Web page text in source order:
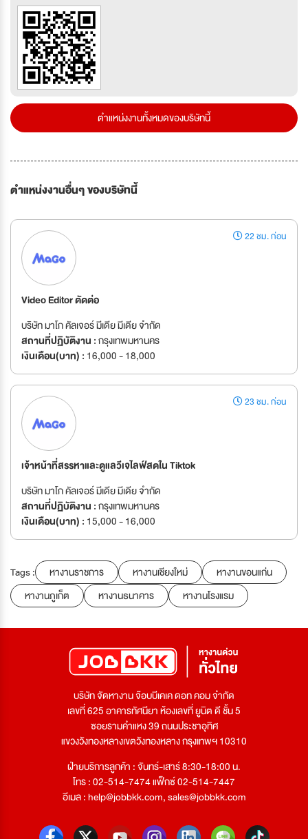
ตำแหน่งงานทั้งหมดของบริษัทนี้
ตำแหน่งงานอื่นๆ ของบริษัทนี้
22 ชม. ก่อน
Video Editor ตัดต่อ
บริษัท มาโก คัลเจอร์ มีเดีย มีเดีย จำกัด
สถานที่ปฏิบัติงาน :กรุงเทพมหานคร
เงินเดือน(บาท) : 16,000 - 18,000
23 ชม. ก่อน
เจ้าหน้าที่สรรหาและดูแลวีเจไลฟ์สดใน Tiktok
บริษัท มาโก คัลเจอร์ มีเดีย มีเดีย จำกัด
สถานที่ปฏิบัติงาน :กรุงเทพมหานคร
เงินเดือน(บาท) : 15,000 - 16,000
Tags : หางานราชการ หางานเชียงใหม่
หางานขอนแก่น
หางานภูเก็ต
หางานธนาคาร หางานโรงแรม
บริษัท จัดหางาน จ๊อบบีเคเค ดอท คอม จำกัด
เลขที่ 625 อาคารทัศนียา ห้องเลขที่ ยูนิต ดี ชั้น 5
ซอยรามคำแหง 39 ถนนประชาอุทิศ
แขวงวังทองหลางเขตวังทองหลาง กรุงเทพฯ 10310
ฝ่ายบริการลูกค้า : จันทร์-เสาร์ 8:30-18:00 น.
โทร : 02-514-7474 แฟ็กซ์ 02-514-7447
อีเมล :help@jobbkk.com,sales@jobbkk.com